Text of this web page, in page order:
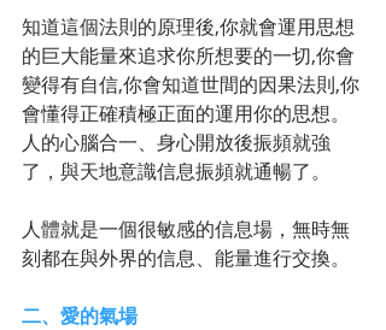
知道這個法則的原理後,你就會運用思想
的巨大能量來追求你所想要的一切,你會
變得有自信,你會知道世間的因果法則,你
會懂得正確積極正面的運用你的思想。
人的心腦合一、身心開放後振頻就強
了，與天地意識信息振頻就通暢了。
人體就是一個很敏感的信息場，無時無
刻都在與外界的信息、能量進行交換。
二、愛的氣場